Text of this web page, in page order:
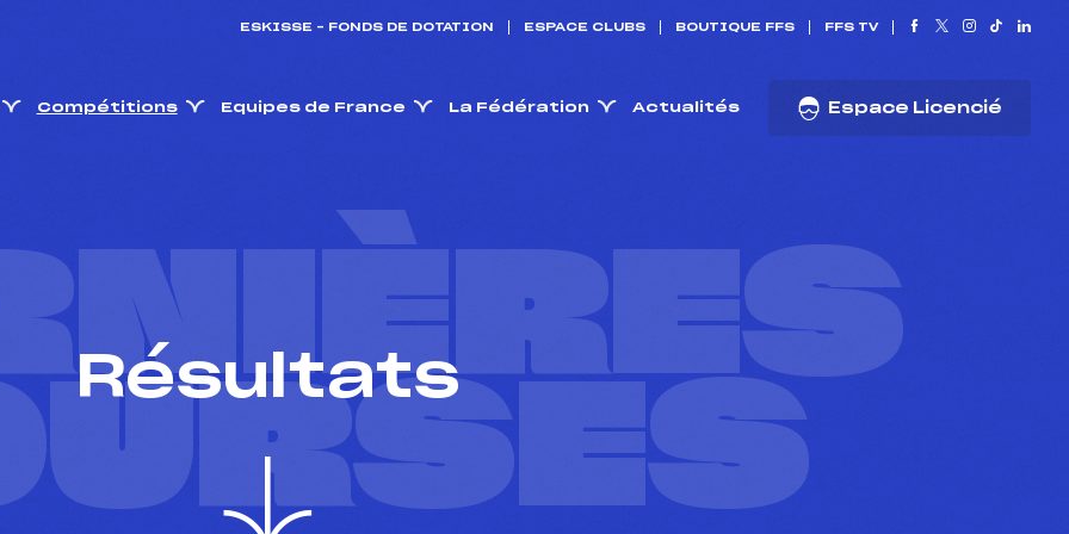
ESKISSE – FONDS DE DOTATION ESPACE CLUBS BOUTIQUE FFS FFS TV
Compétitions Equipes de France La Fédération Actualités Espace Licencié
Résultats